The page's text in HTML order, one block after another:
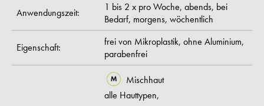
Anwendungszeit: 1 bis 2 x pro Woche, abends, bei
Bedarf, morgens, wöchentlich
Eigenschaft: frei von Mikroplastik, ohne Aluminium,
parabenfrei
Mischhaut
alle Hauttypen,